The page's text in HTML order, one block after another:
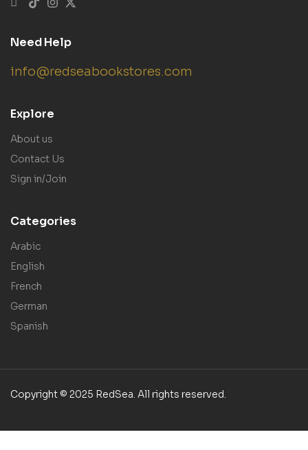
Need Help
info@redseabookstores.com
Explore
About us
Contact Us
Sign in/Join
Categories
Arabic
English
French
German
Spanish
Copyright © 2025 RedSea. All rights reserved.